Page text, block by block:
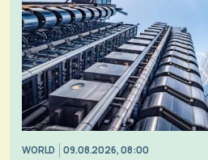
WORLD 09.08.2026, 08:00